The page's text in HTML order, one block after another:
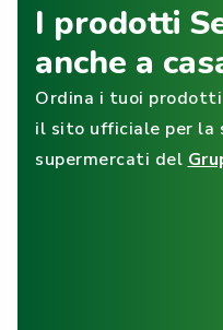
I prodotti
anche a
Ordina i tuoi
il sito ufficiale per la
supermercati del